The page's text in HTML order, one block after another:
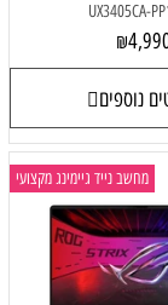
UX3405CA-
₪
נוספים
מחשב נייד גיימינג מקצועי